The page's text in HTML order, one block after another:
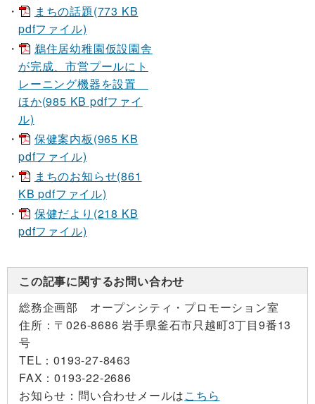
まちの話題(773 KB
pdfファイル)
鵜住居幼稚園仮設園舎
が完成、市営プールにト
レーニング機器を設置
ほか(985 KB pdfファイ
ル)
保健案内板(965 KB
pdfファイル)
まちのお知らせ(861
KB pdfファイル)
保健だより(218 KB
pdfファイル)
この記事に関するお問い合わせ
総務企画部 オープンシティ・プロモーション室
住所： 〒026-8686 岩手県釜石市只越町3丁目9番13
号
TEL：0193-27-8463
FAX：0193-22-2686
お知らせ： 問い合わせメールはこちら